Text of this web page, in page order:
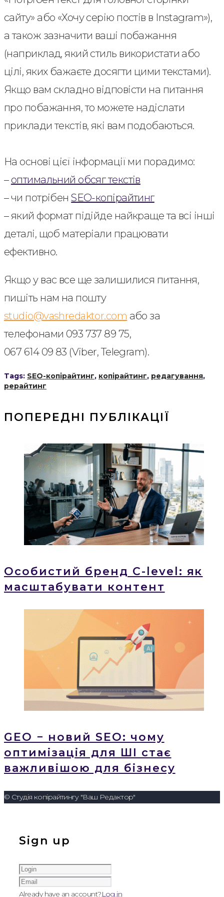
сайту» або «Хочу серію постів в Instagram»),
а також зазначити ваші побажання
(наприклад, який стиль використати або
цілі, яких бажаєте досягти цими текстами).
Якщо вам складно відповісти на питання
про побажання, то можете надіслати
приклади текстів, які вам подобаються.
На основі цієї інформації ми порадимо:
– оптимальний обсяг текстів
– чи потрібенSEO-копірайтинг
– який формат підійде найкраще та всі інші
деталі, щоб матеріали працювати
ефективно.
Якщо у вас все ще залишилися питання,
пишіть нам на пошту
studio@vashredaktor.com або за
телефонами 093 737 89 75,
067 614 09 83 (Viber, Telegram).
Tags: SEO-копірайтинг, копірайтинг, редагування,
рерайтинг
ПОПЕРЕДНІ ПУБЛІКАЦІЇ
Особистий бренд C-level: як
масштабувати контент
GEO − новий SEO: чому
оптимізація для ШІ стає
важливішою для бізнесу
© Студія копірайтингу "Ваш Редактор"
Sign up
Already have an account?Log in